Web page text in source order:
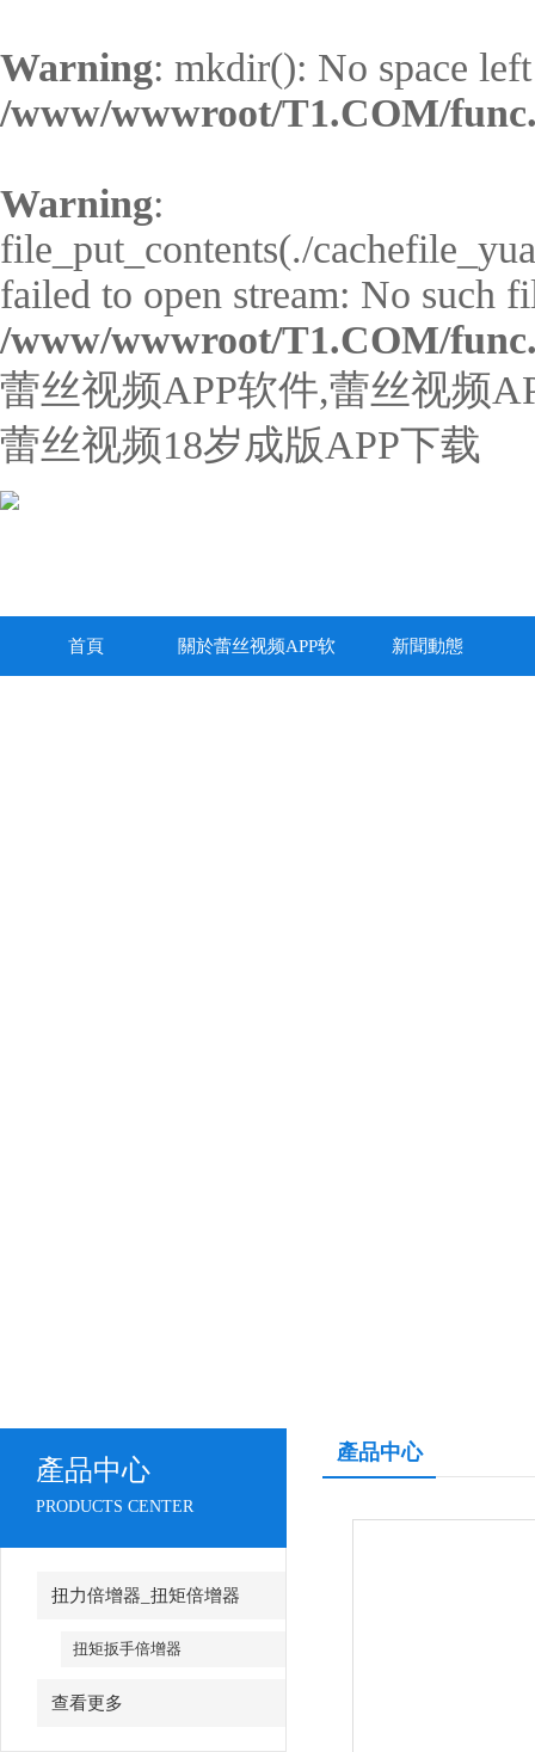
Warning: mkdir(): No space
/www/wwwroot/T1.COM/
Warning:
file_put_contents(./
failed to open stream: No such
/www/wwwroot/T1.COM/
蕾丝视频APP软件,蕾丝视频
蕾丝视频18岁成版APP下载
首頁 關於蕾丝视频APP软 新聞動態
產品中心
PRODUCTS CENTER
扭力倍增器_扭矩倍增器
扭矩扳手倍增器
查看更多
產品中心